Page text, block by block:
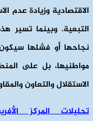
الاقتصادية وزيادة عدم
التبعية. وبينما تسير
نجاحها أو فشلها
مواطنيها، بل على
الاستقلال والتعاون
تحليلات المركز